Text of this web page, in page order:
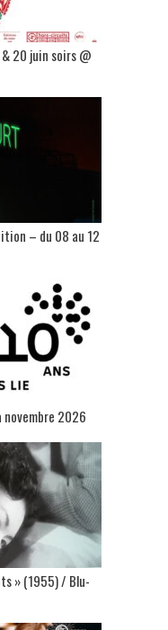
20 juin soirs @
– du 08 au 12
novembre 2026
» (1955) / Blu-